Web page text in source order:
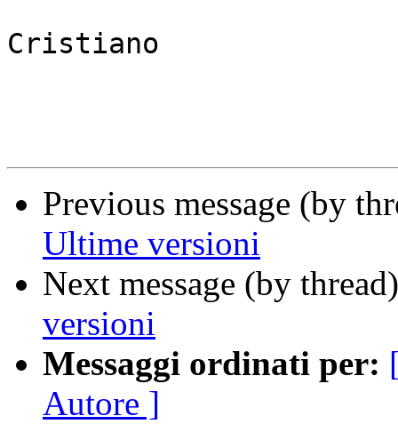
Cristiano
Previous message (by
Ultime versioni
Next message (by
versioni
Messaggi ordinati per:
Autore ]